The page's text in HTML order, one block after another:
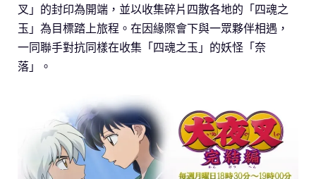
叉」的封印為開端，並以收集碎片四散各地的「四魂之
玉」為目標踏上旅程。在因緣際會下與一眾夥伴相遇，
一同聯手對抗同樣在收集「四魂之玉」的妖怪「奈
落」。